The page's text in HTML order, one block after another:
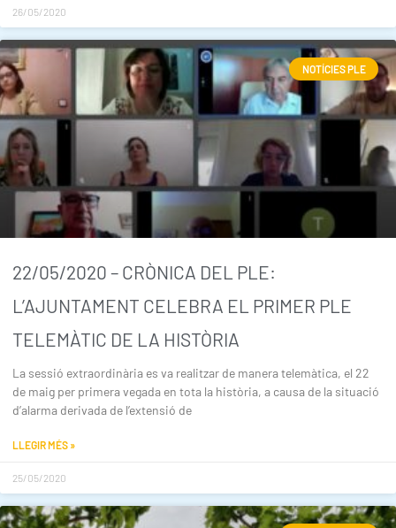
26/05/2020
NOTÍCIES PLE
22/05/2020 – CRÒNICA DEL PLE:
L’AJUNTAMENT CELEBRA EL PRIMER PLE
TELEMÀTIC DE LA HISTÒRIA
La sessió extraordinària es va realitzar de manera telemàtica, el 22
de maig per primera vegada en tota la història, a causa de la situació
d’alarma derivada de l’extensió de
LLEGIR MÉS »
25/05/2020